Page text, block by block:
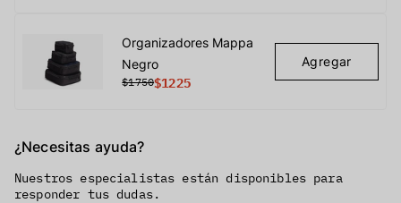
Organizadores Mappa
Negro
$1750$1225
Agregar
¿Necesitas ayuda?
Nuestros especialistas están disponibles para
responder tus dudas.